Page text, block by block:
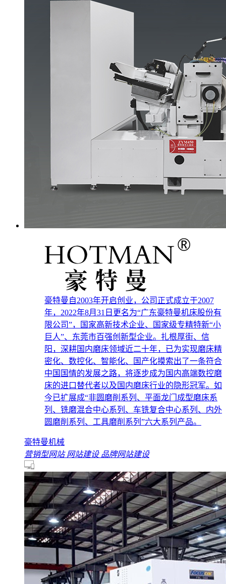
豪特曼自2003年开启创业，公司正式成立于2007
年，2022年8月31日更名为“广东豪特曼机床股份有
限公司”，国家高新技术企业、国家级专精特新“小
巨人”、东莞市百强创新型企业。扎根厚街、信
阳，深耕国内磨床领域近二十年，已为实现磨床精
密化、数控化、智能化、国产化摸索出了一条符合
中国国情的发展之路，将逐步成为国内高端数控磨
床的进口替代者以及国内磨床行业的隐形冠军。如
今已扩展成“非圆磨削系列、平面龙门成型磨床系
列、铣磨混合中心系列、车铣复合中心系列、内外
圆磨削系列、工具磨削系列”六大系列产品。
豪特曼机械
营销型网站 网站建设 品牌网站建设